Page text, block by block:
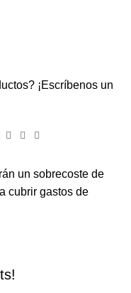
¡Escríbenos un
un sobrecoste de
cubrir gastos de